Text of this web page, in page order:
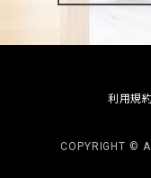
利用規
COPYRIGHT ©